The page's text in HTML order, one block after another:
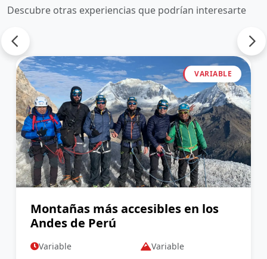
Descubre otras experiencias que podrían interesarte
VARIABLE
Montañas más accesibles en los
Andes de Perú
Variable Variable